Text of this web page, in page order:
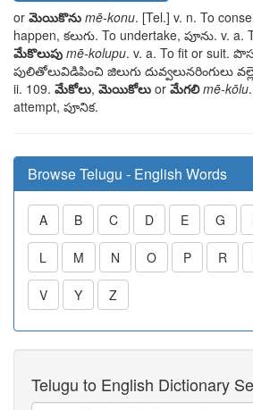
or మెయికొను mē-konu. [Tel.] v. n. To
happen, కలుగు. To undertake, పూను. v. a.
మేకొలుపు mē-kolupu. v. a. To fit or suit.
పులితోలువిడిపించి జిలుగు దువ్వలునరింగులు
ii. 109. మేకోలు, మెయికోలు or మేగలి mē-kōlu
attempt, పూనిక.
Browse Telugu - English Words
A B C D E G
L M N O P R
V Y Z
Telugu to English Dictionary